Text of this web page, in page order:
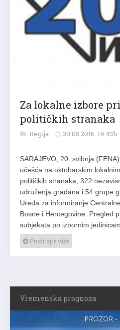
Za lokalne izbore
političkih stranaka
Regija 20.05.2016. 19:43h
SARAJEVO, 20. svibnja
učešća na oktobarskim
političkih stranaka, 322
udruženja građana i 54 grupe
Ureda za informiranje
Bosne i Hercegovine. Pregled
subjekata po izbornim
Pročitajte više
Vremenska prognoza
PROZOR -